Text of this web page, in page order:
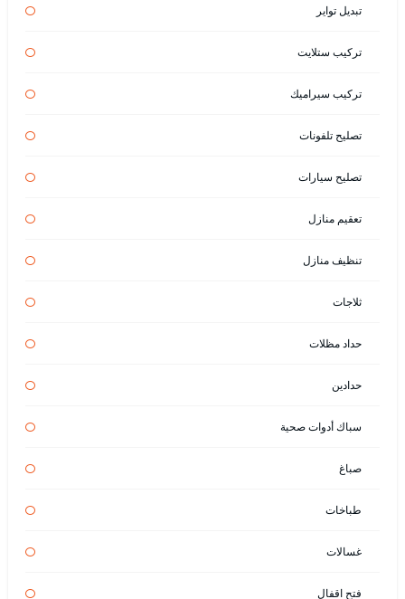
تبديل تواير
تركيب ستلايت
تركيب سيراميك
تصليح تلفونات
تصليح سيارات
تعقيم منازل
تنظيف منازل
ثلاجات
حداد مظلات
حدادين
سباك أدوات صحية
صباغ
طباخات
غسالات
فتح اقفال